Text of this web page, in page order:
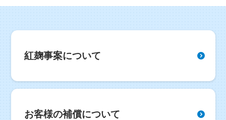
紅麹事案について
お客様の補償について